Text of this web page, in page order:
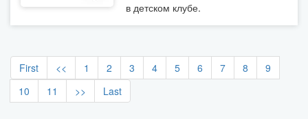
в детском клубе.
First << 1 2 3 4 5 6 7 8
9
10
11 >> Last